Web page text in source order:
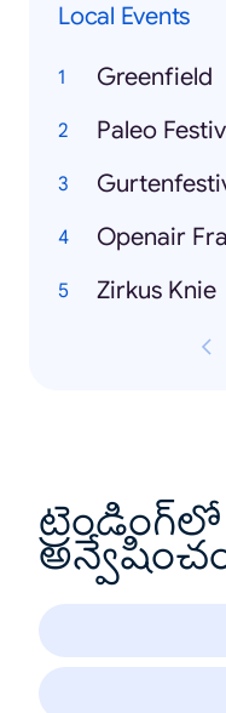
Local Events
Greenfield
Paleo
Openair
Zirkus Knie